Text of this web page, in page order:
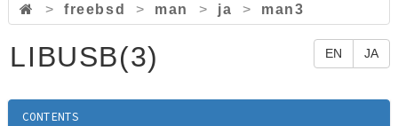
> freebsd > man > ja > man3
EN JA
LIBUSB(3)
CONTENTS